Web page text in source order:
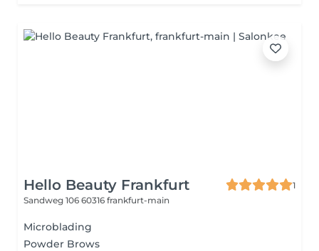
Hello Beauty Frankfurt
1
Sandweg 106 60316 frankfurt-main
Microblading
Powder Brows